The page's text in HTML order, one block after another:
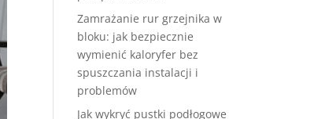
Zamrażanie rur grzejnika w
bloku: jak bezpiecznie
wymienić kaloryfer bez
spuszczania instalacji i
problemów
Jak wykryć pustki podłogowe